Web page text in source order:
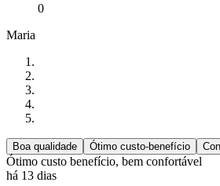
0
Maria
Boa qualidade Ótimo custo-benefício
Ótimo custo benefício, bem confortável
há 13 dias